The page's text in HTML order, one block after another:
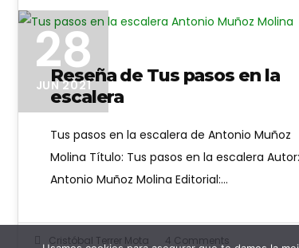
28
JUN 2021
Reseña de Tus pasos en la
escalera
Tus pasos en la escalera de Antonio Muñoz
Molina Título: Tus pasos en la escalera Autor:
Antonio Muñoz Molina Editorial:…
Cristóbal Terrer Mota 4 Comments